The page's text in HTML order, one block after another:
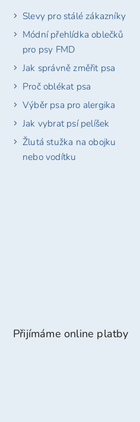
Slevy pro stálé zákazníky
Módní přehlídka oblečků
pro psy FMD
Jak správně změřit psa
Proč oblékat psa
Výběr psa pro alergika
Jak vybrat psí pelíšek
Žlutá stužka na obojku
nebo vodítku
Přijímáme online platby